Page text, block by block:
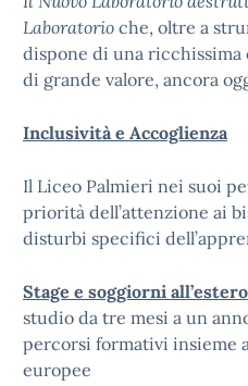
Laboratorio che, oltre a
dispone di una ricchissima
di grande valore, ancora
Inclusività e Accoglienza
Il Liceo Palmieri nei suoi
priorità dell’attenzione ai
disturbi specifici
Stage e soggiorni all’estero
studio da tre mesi a un
percorsi formativi insieme
europee